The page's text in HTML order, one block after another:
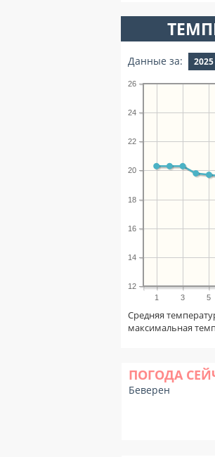
Данные за:
1 3 5
12
14
16
18
20
22
24
26
Средняя
максимальная
ПОГОДА
Беверен